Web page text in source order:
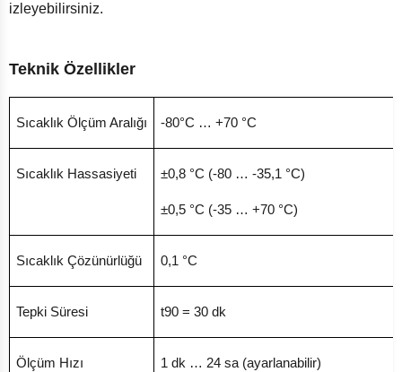
izleyebilirsiniz.
Teknik Özellikler
Sıcaklık Ölçüm Aralığı -80°C … +70 °C
Sıcaklık Hassasiyeti ±0,8 °C (-80 … -35,1 °C)
±0,5 °C (-35 … +70 °C)
Sıcaklık Çözünürlüğü 0,1 °C
Tepki Süresi t90 = 30 dk
Ölçüm Hızı 1 dk … 24 sa (ayarlanabilir)